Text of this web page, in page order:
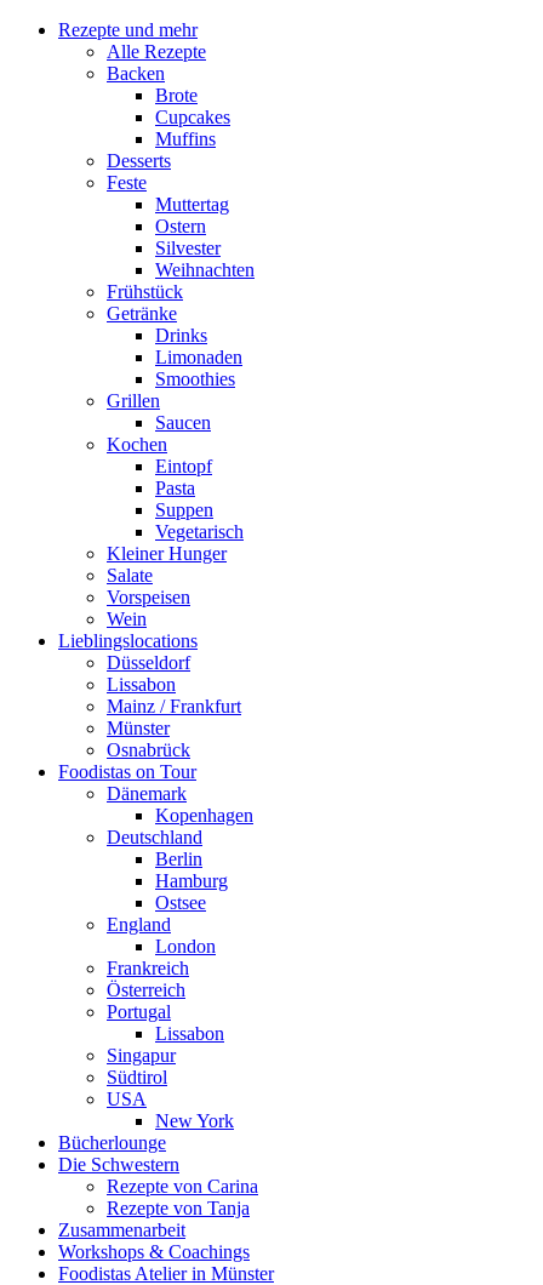
Rezepte und mehr
Alle Rezepte
Backen
Brote
Cupcakes
Muffins
Desserts
Feste
Muttertag
Ostern
Silvester
Weihnachten
Frühstück
Getränke
Drinks
Limonaden
Smoothies
Grillen
Saucen
Kochen
Eintopf
Pasta
Suppen
Vegetarisch
Kleiner Hunger
Salate
Vorspeisen
Wein
Lieblingslocations
Düsseldorf
Lissabon
Mainz / Frankfurt
Münster
Osnabrück
Foodistas on Tour
Dänemark
Kopenhagen
Deutschland
Berlin
Hamburg
Ostsee
England
London
Frankreich
Österreich
Portugal
Lissabon
Singapur
Südtirol
USA
New York
Bücherlounge
Die Schwestern
Rezepte von Carina
Rezepte von Tanja
Zusammenarbeit
Workshops & Coachings
Foodistas Atelier in Münster